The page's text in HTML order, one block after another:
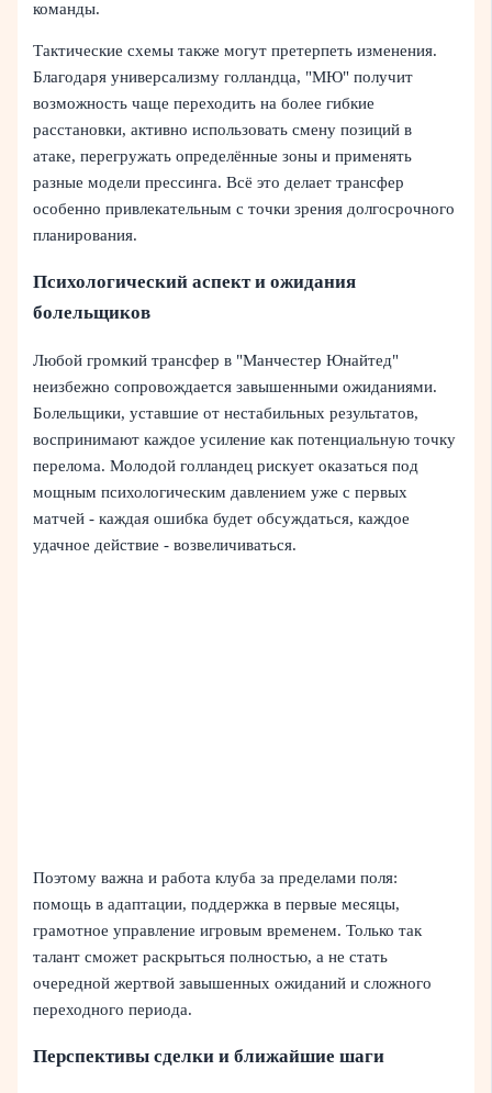
команды.
Тактические схемы также могут претерпеть изменения.
Благодаря универсализму голландца, "МЮ" получит
возможность чаще переходить на более гибкие
расстановки, активно использовать смену позиций в
атаке, перегружать определённые зоны и применять
разные модели прессинга. Всё это делает трансфер
особенно привлекательным с точки зрения долгосрочного
планирования.
Психологический аспект и ожидания
болельщиков
Любой громкий трансфер в "Манчестер Юнайтед"
неизбежно сопровождается завышенными ожиданиями.
Болельщики, уставшие от нестабильных результатов,
воспринимают каждое усиление как потенциальную точку
перелома. Молодой голландец рискует оказаться под
мощным психологическим давлением уже с первых
матчей - каждая ошибка будет обсуждаться, каждое
удачное действие - возвеличиваться.
Поэтому важна и работа клуба за пределами поля:
помощь в адаптации, поддержка в первые месяцы,
грамотное управление игровым временем. Только так
талант сможет раскрыться полностью, а не стать
очередной жертвой завышенных ожиданий и сложного
переходного периода.
Перспективы сделки и ближайшие шаги